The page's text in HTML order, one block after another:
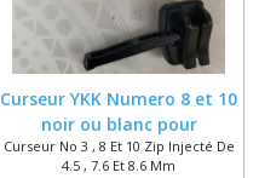
Curseur YKK Numero 8 et 10
noir ou blanc pour
Fermeture Plastique 7.6 et 9
Curseur No 3 , 8 Et 10 Zip Injecté De
4.5 , 7.6 Et 8.6 Mm